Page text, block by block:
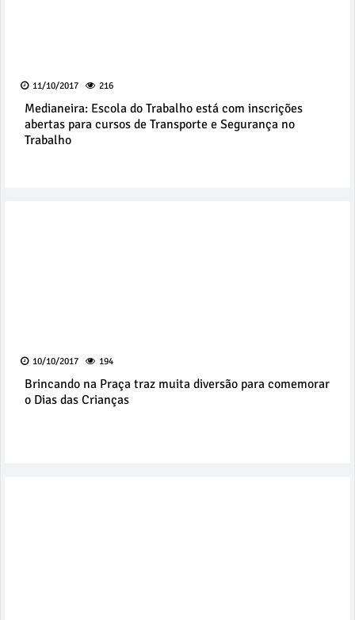
11/10/2017 216
Medianeira: Escola do Trabalho está com inscrições
abertas para cursos de Transporte e Segurança no
Trabalho
10/10/2017 194
Brincando na Praça traz muita diversão para comemorar
o Dias das Crianças